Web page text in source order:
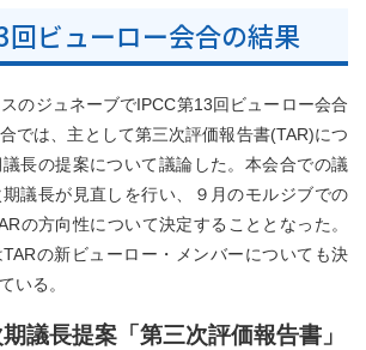
回ビューロー会合の結果
のジュネーブでIPCC第13回ビューロー会合
では、主として第三次評価報告書(TAR)につ
長の提案について議論した。本会合での議
議長が見直しを行い、９月のモルジブでの
の方向性について決定することとなった。
の新ビューロー・メンバーについても決
いる。
議長提案「第三次評価報告書」